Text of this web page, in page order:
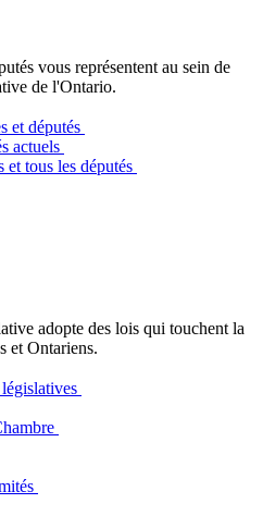
vous représentent au sein de
de l'Ontario.
et députés
actuels
et tous les députés
adopte des lois qui touchent la
et Ontariens.